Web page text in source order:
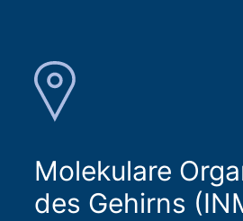
Molekulare
des Gehirns